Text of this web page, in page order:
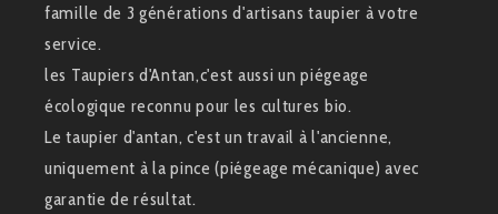
famille de 3 générations d'artisans taupier à votre
service.
les Taupiers d'Antan,c'est aussi un piégeage
écologique reconnu pour les cultures bio.
Le taupier d'antan, c'est un travail à l'ancienne,
uniquement à la pince (piégeage mécanique) avec
garantie de résultat.